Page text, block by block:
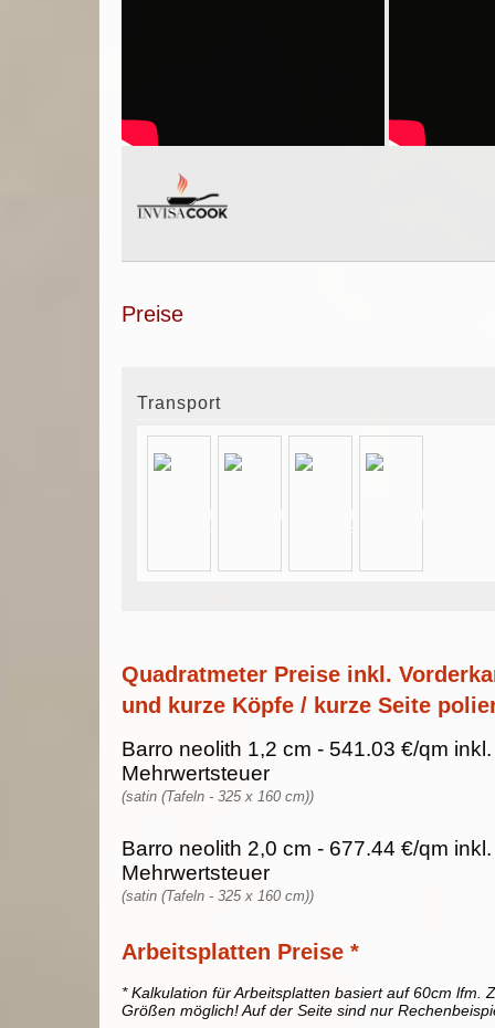
Preise
Transport
Quadratmeter Preise inkl.
und kurze Köpfe / kurze Seite
Barro neolith 1,2 cm - 541.03 €/qm
Mehrwertsteuer
(satin (Tafeln - 325 x 160 cm))
Barro neolith 2,0 cm - 677.44 €/qm
Mehrwertsteuer
(satin (Tafeln - 325 x 160 cm))
Arbeitsplatten Preise *
* Kalkulation für Arbeitsplatten basiert auf 60cm lfm.
Größen möglich! Auf der Seite sind nur